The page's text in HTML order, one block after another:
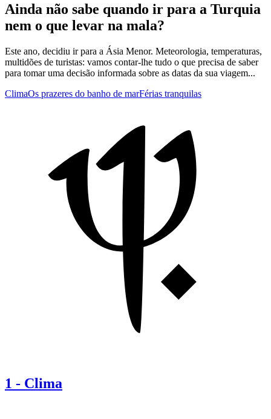
Ainda não sabe quando ir para a Turquia
nem o que levar na mala?
Este ano, decidiu ir para a Ásia Menor. Meteorologia, temperaturas,
multidões de turistas: vamos contar-lhe tudo o que precisa de saber
para tomar uma decisão informada sobre as datas da sua viagem...
ClimaOs prazeres do banho de marFérias tranquilas
1 - Clima